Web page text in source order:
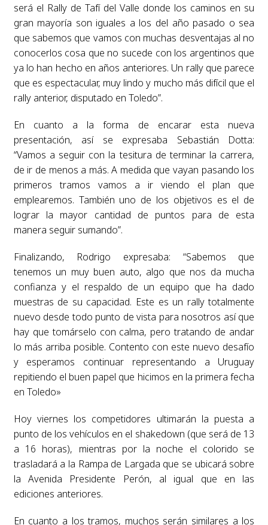
será el Rally de Tafí del Valle donde los caminos en su
gran mayoría son iguales a los del año pasado o sea
que sabemos que vamos con muchas desventajas al no
conocerlos cosa que no sucede con los argentinos que
ya lo han hecho en años anteriores. Un rally que parece
que es espectacular, muy lindo y mucho más difícil que el
rally anterior, disputado en Toledo”.
En cuanto a la forma de encarar esta nueva
presentación, así se expresaba Sebastián Dotta:
“Vamos a seguir con la tesitura de terminar la carrera,
de ir de menos a más. A medida que vayan pasando los
primeros tramos vamos a ir viendo el plan que
emplearemos. También uno de los objetivos es el de
lograr la mayor cantidad de puntos para de esta
manera seguir sumando”.
Finalizando, Rodrigo expresaba: “Sabemos que
tenemos un muy buen auto, algo que nos da mucha
confianza y el respaldo de un equipo que ha dado
muestras de su capacidad. Este es un rally totalmente
nuevo desde todo punto de vista para nosotros así que
hay que tomárselo con calma, pero tratando de andar
lo más arriba posible. Contento con este nuevo desafío
y esperamos continuar representando a Uruguay
repitiendo el buen papel que hicimos en la primera fecha
en Toledo»
Hoy viernes los competidores ultimarán la puesta a
punto de los vehículos en el shakedown (que será de 13
a 16 horas), mientras por la noche el colorido se
trasladará a la Rampa de Largada que se ubicará sobre
la Avenida Presidente Perón, al igual que en las
ediciones anteriores.
En cuanto a los tramos, muchos serán similares a los